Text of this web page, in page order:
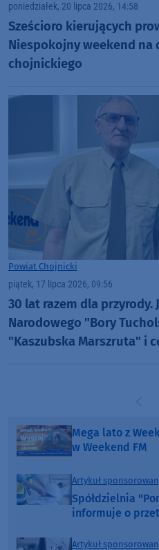
poniedziałek, 20 lipca 2026, 14:58
Sześcioro kierujących
Niespokojny weekend na
chojnickiego
Powiat Chojnicki
piątek, 17 lipca 2026, 09:56
30 lat razem dla przyrody.
Narodowego "Bory
"Kaszubska Marszruta" i
Mega lato z
w Weekend FM
Artykuł
Spółdzielnia
informuje o
Artykuł